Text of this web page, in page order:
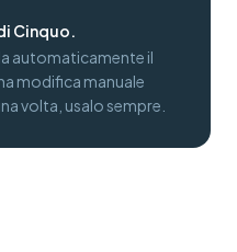
Cinquo.
automaticamente il
modifica manuale
volta, usalo sempre.